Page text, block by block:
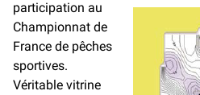
participation au
Championnat de
France de pêches
sportives.
Véritable vitrine